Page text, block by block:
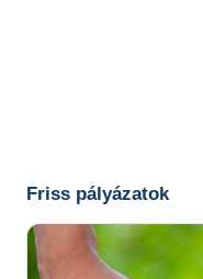
Friss pályázatok